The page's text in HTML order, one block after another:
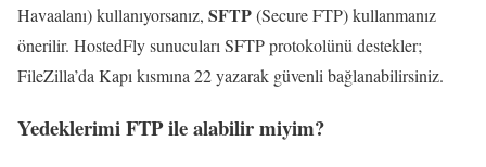
Havaalanı) kullanıyorsanız, SFTP(Secure FTP) kullanmanız
önerilir. HostedFly sunucuları SFTP protokolünü destekler;
FileZilla’da Kapı kısmına 22 yazarak güvenli bağlanabilirsiniz.
Yedeklerimi FTP ile alabilir miyim?